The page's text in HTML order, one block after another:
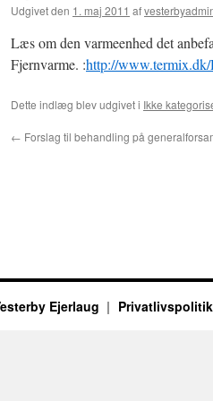
Udgivet den 1. maj 2011 af
Læs om den varmeenhed det
Fjernvarme. :http://
Dette indlæg blev udgivet i Ikke
← Forslag til behandling på
Ejerlaug Privatlivspolitik